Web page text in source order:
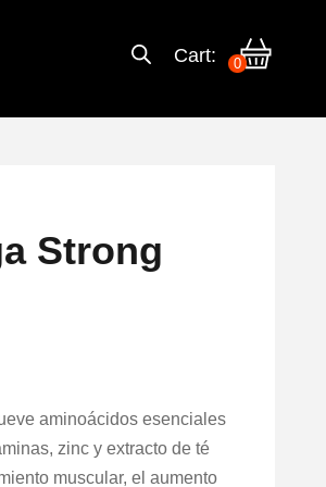
Cart: 0
Strong
aminoácidos esenciales
zinc y extracto de té
muscular, el aumento